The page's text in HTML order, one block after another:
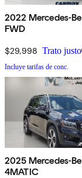
2022 Mercedes-
FWD
$29,998 Trato justo
Incluye tarifas de conc.
2025 Mercedes-
4MATIC